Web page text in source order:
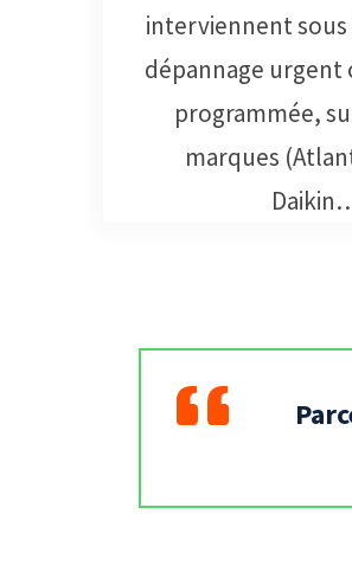
interviennent
dépannage urgent
programmée,
marques